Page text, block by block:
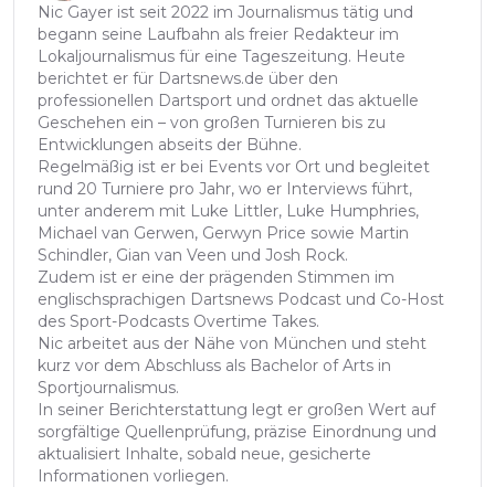
Nic Gayer ist seit 2022 im Journalismus tätig und
begann seine Laufbahn als freier Redakteur im
Lokaljournalismus für eine Tageszeitung. Heute
berichtet er für Dartsnews.de über den
professionellen Dartsport und ordnet das aktuelle
Geschehen ein – von großen Turnieren bis zu
Entwicklungen abseits der Bühne.
Regelmäßig ist er bei Events vor Ort und begleitet
rund 20 Turniere pro Jahr, wo er Interviews führt,
unter anderem mit Luke Littler, Luke Humphries,
Michael van Gerwen, Gerwyn Price sowie Martin
Schindler, Gian van Veen und Josh Rock.
Zudem ist er eine der prägenden Stimmen im
englischsprachigen Dartsnews Podcast und Co-Host
des Sport-Podcasts Overtime Takes.
Nic arbeitet aus der Nähe von München und steht
kurz vor dem Abschluss als Bachelor of Arts in
Sportjournalismus.
In seiner Berichterstattung legt er großen Wert auf
sorgfältige Quellenprüfung, präzise Einordnung und
aktualisiert Inhalte, sobald neue, gesicherte
Informationen vorliegen.